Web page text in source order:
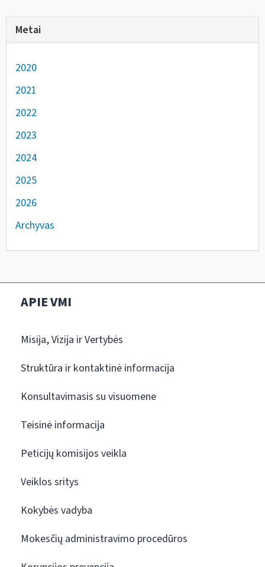
Metai
2020
2021
2022
2023
2024
2025
2026
Archyvas
APIE VMI
Misija, Vizija ir Vertybės
Struktūra ir kontaktinė informacija
Konsultavimasis su visuomene
Teisinė informacija
Peticijų komisijos veikla
Veiklos sritys
Kokybės vadyba
Mokesčių administravimo procedūros